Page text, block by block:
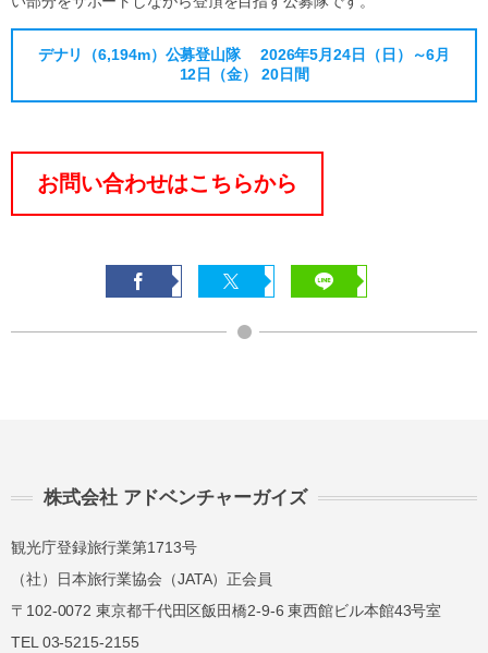
デナリ（6,194m）公募登山隊 2026年5月24日（日）～6月
12日（金） 20日間
お問い合わせはこちらから
株式会社 アドベンチャーガイズ
観光庁登録旅行業第1713号
（社）日本旅行業協会（JATA）正会員
〒102-0072 東京都千代田区飯田橋2-9-6 東西館ビル本館43号室
TEL 03-5215-2155